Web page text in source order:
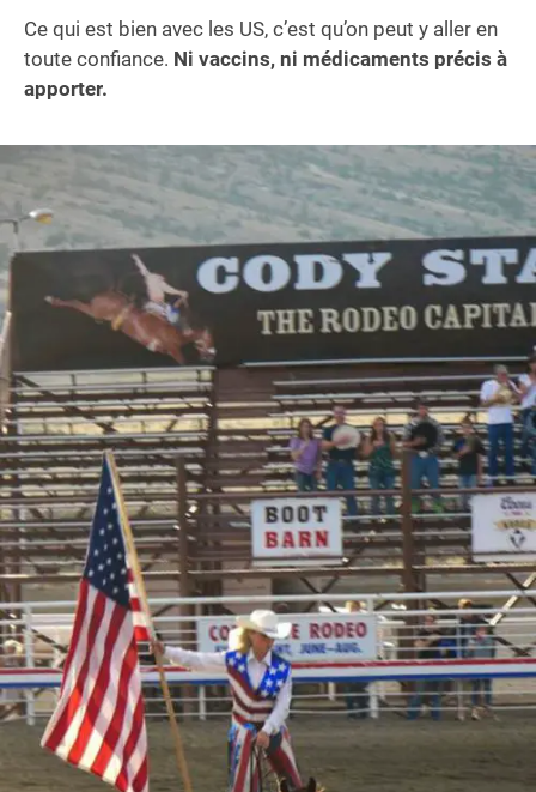
Ce qui est bien avec les US, c’est qu’on peut y aller en
toute confiance. Ni vaccins, ni médicaments précis à
apporter.